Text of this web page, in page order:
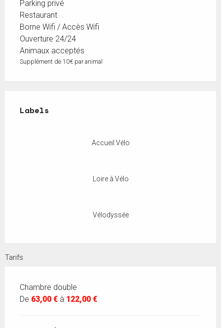
Parking privé
Restaurant
Borne Wifi / Accès Wifi
Ouverture 24/24
Animaux acceptés
Supplément de 10€ par animal
Labels
Labels
Accueil Vélo
Loire à Vélo
Vélodyssée
Tarifs
Chambre double
De 63,00 € à 122,00 €